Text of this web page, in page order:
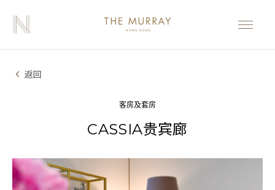
返回
客房及套房
CASSIA贵宾廊